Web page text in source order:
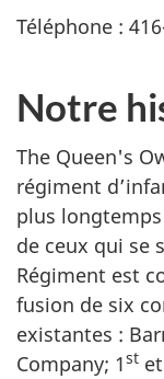
Téléphone :
Notre
The Queen's
régiment
plus
de ceux qui se
Régiment est
fusion de six
existantes :
Company; 1st et